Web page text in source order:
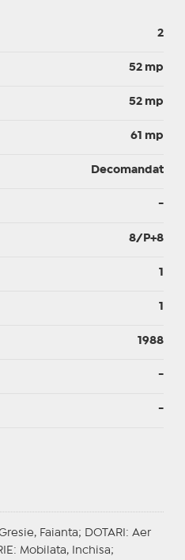
2
52 mp
52 mp
61 mp
Decomandat
-
8/P+8
1
1
1988
-
-
Faianta; DOTARI : Aer
: Mobilata, Inchisa;